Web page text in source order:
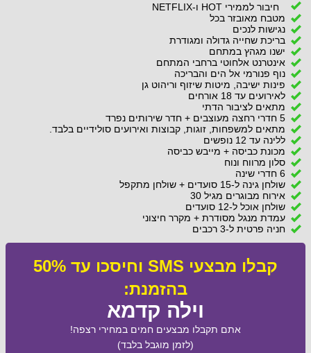
חיבור לממירי HOT ו-NETFLIX
מטבח מאובזר בכל
נגישות לנכים
בריכת שחייה גדולה ומגודרת
ישנו מגהץ במתחם
אינטרנט אלחוטי ברחבי המתחם
נוף פנורמי אל הים והבריכה
פינות ישיבה, מיטות שיזוף וריהוט גן
לאירועים עד 18 אורחים
מתאים לציבור הדתי
5 חדרי רחצה מעוצבים + חדר שירותים נפרד
מתאים למשפחות, זוגות, קבוצות ואירועים סולידיים בלבד.
ללינה עד 12 נופשים
מכונת כביסה + מייבש כביסה
סלון מרווח ונוח
6 חדרי שינה
שולחן גינה ל-15 סועדים + שולחן מתקפל
אירוח מבוגרים מגיל 30
שולחן אוכל ל-12 סועדים
עמדת מנגל מסודרת + מקרר חיצוני
חניה פרטית ל-3 רכבים
קבלו מבצעי SMS וחיסכו עד 50%
בהזמנת:
וילה קדמא
אתם תקבלו מבצעים חמים במחירי רצפה!
(לזמן מוגבל בלבד)